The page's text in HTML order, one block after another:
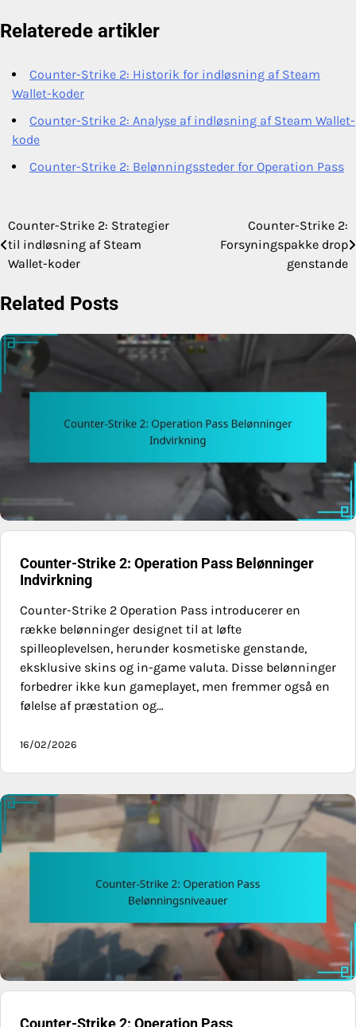
Relaterede artikler
Counter-Strike 2: Historik for indløsning af Steam
Wallet-koder
Counter-Strike 2: Analyse af indløsning af Steam Wallet-
kode
Counter-Strike 2: Belønningssteder for Operation Pass
Post
navigation
Counter-Strike 2: Strategier
til indløsning af Steam
Wallet-koder
Counter-Strike 2:
Forsyningspakke drop
genstande
Related Posts
Counter-Strike 2: Operation Pass Belønninger
Indvirkning
Counter-Strike 2 Operation Pass introducerer en
række belønninger designet til at løfte
spilleoplevelsen, herunder kosmetiske genstande,
eksklusive skins og in-game valuta. Disse belønninger
forbedrer ikke kun gameplayet, men fremmer også en
følelse af præstation og…
16/02/2026
Counter-Strike 2: Operation Pass